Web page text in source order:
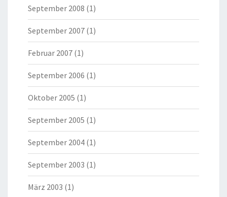
September 2008 (1)
September 2007 (1)
Februar 2007 (1)
September 2006 (1)
Oktober 2005 (1)
September 2005 (1)
September 2004 (1)
September 2003 (1)
März 2003 (1)